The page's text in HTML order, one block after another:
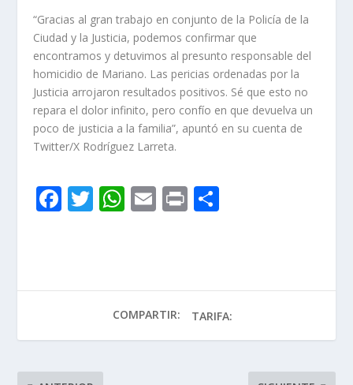
“Gracias al gran trabajo en conjunto de la Policía de la
Ciudad y la Justicia, podemos confirmar que
encontramos y detuvimos al presunto responsable del
homicidio de Mariano. Las pericias ordenadas por la
Justicia arrojaron resultados positivos. Sé que esto no
repara el dolor infinito, pero confío en que devuelva un
poco de justicia a la familia”, apuntó en su cuenta de
Twitter/X Rodríguez Larreta.
F
o
k
T W
A
p
p
E Pr
ar
ti
r
COMPARTIR: TARIFA: